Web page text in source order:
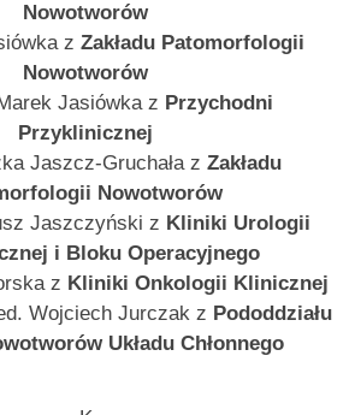
Nowotworów
z Zakładu Patomorfologii
Nowotworów
Jasiówka z Przychodni
Przyklinicznej
Jaszcz-Gruchała z Zakładu
Nowotworów
Jaszczyński z Kliniki Urologii
i Bloku Operacyjnego
z Kliniki Onkologii Klinicznej
Wojciech Jurczak z Pododdziału
Układu Chłonnego